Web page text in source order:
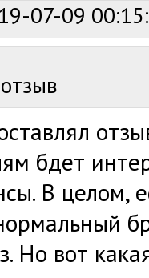
07-09
бдет
В целом,
Но вот